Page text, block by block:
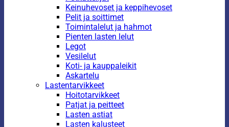
Keinuhevoset ja keppihevoset
Pelit ja soittimet
Toimintalelut ja hahmot
Pienten lasten lelut
Legot
Vesilelut
Koti- ja kauppaleikit
Askartelu
Lastentarvikkeet
Hoitotarvikkeet
Patjat ja peitteet
Lasten astiat
Lasten kalusteet